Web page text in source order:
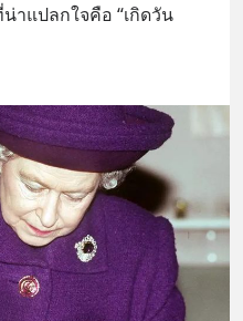
าแปลกใจคือ “เกิดวัน